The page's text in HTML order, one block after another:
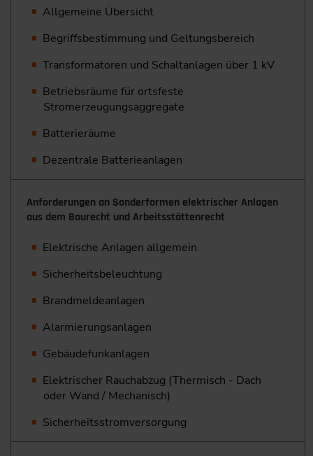
Allgemeine Übersicht
Begriffsbestimmung und Geltungsbereich
Transformatoren und Schaltanlagen über 1 kV
Betriebsräume für ortsfeste
Stromerzeugungsaggregate
Batterieräume
Dezentrale Batterieanlagen
Anforderungen an Sonderformen elektrischer Anlagen
aus dem Baurecht und Arbeitsstättenrecht
Elektrische Anlagen allgemein
Sicherheitsbeleuchtung
Brandmeldeanlagen
Alarmierungsanlagen
Gebäudefunkanlagen
Elektrischer Rauchabzug (Thermisch - Dach
oder Wand / Mechanisch)
Sicherheitsstromversorgung